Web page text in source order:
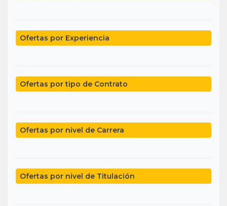
Ofertas por Experiencia
Ofertas por tipo de Contrato
Ofertas por nivel de Carrera
Ofertas por nivel de Titulación